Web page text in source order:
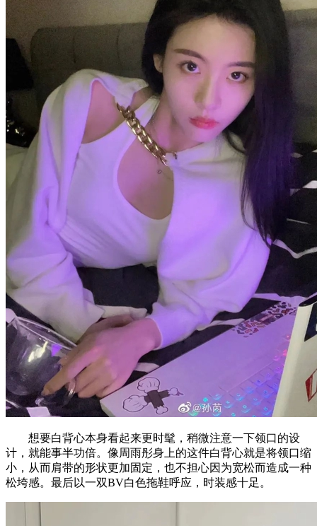
想要白背心本身看起来更时髦，稍微注意一下领口的设
计，就能事半功倍。像周雨彤身上的这件白背心就是将领口缩
小，从而肩带的形状更加固定，也不担心因为宽松而造成一种
松垮感。最后以一双BV白色拖鞋呼应，时装感十足。